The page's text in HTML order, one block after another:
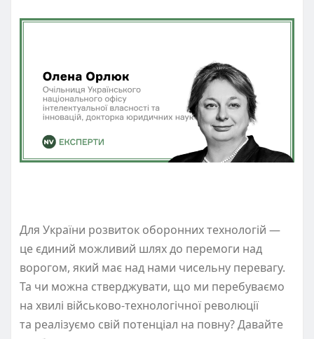
Для України розвиток оборонних технологій —
це єдиний можливий шлях до перемоги над
ворогом, який має над нами чисельну перевагу.
Та чи можна стверджувати, що ми перебуваємо
на хвилі військово-технологічної революції
та реалізуємо свій потенціал на повну? Давайте